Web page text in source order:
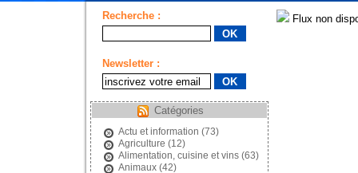
Recherche :
Newsletter :
Catégories
Actu et information (73)
Agriculture (12)
Alimentation, cuisine et vins(63)
Animaux(42)
Flux non